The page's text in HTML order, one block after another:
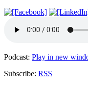
Podcast: Play in new
Subscribe: RSS